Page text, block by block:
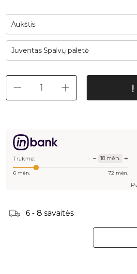
Aukštis
Juventas Spalvų paletė
Į
Trukmė: − 18 mėn. +
6 mėn. 72 mėn.
Pavyzdžiui,
6 - 8 savaitės